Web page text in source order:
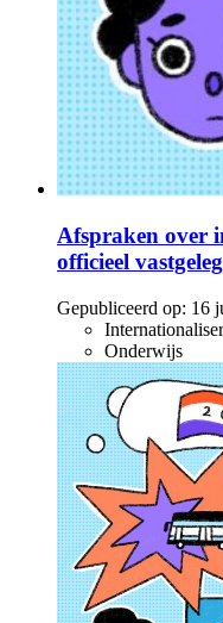
Afspraken over
officieel
Gepubliceerd op: 16
Onderwijs